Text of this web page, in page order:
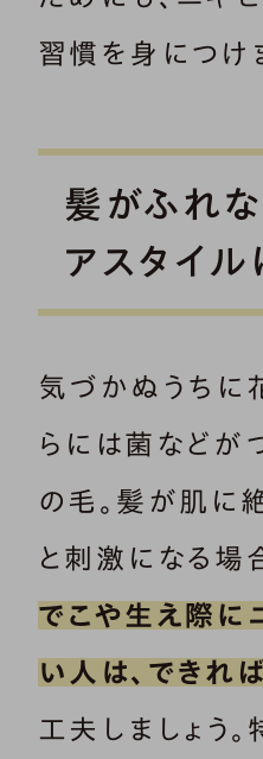
習慣を身につけ
髪がふれ
アスタイル
気づかぬうちに
らには菌などが
の毛。髪が肌に
と刺激になる場
でこや生え際に
い人は、できれ
工夫しましょう